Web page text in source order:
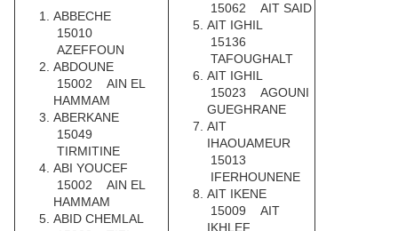
ABBECHE
15010
AZEFFOUN
ABDOUNE
15002 AIN EL
HAMMAM
ABERKANE
15049
TIRMITINE
ABI YOUCEF
15002 AIN EL
HAMMAM
ABID CHEMLAL
15062 AIT SAID
AIT IGHIL
15136
TAFOUGHALT
AIT IGHIL
15023 AGOUNI
GUEGHRANE
AIT
IHAOUAMEUR
15013
IFERHOUNENE
AIT IKENE
15009 AIT
IKHLEF